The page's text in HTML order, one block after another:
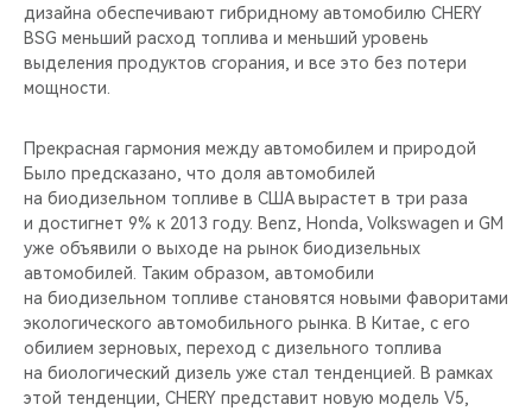
дизайна обеспечивают гибридному автомобилю CHERY
BSG меньший расход топлива и меньший уровень
выделения продуктов сгорания, и все это без потери
мощности.
Прекрасная гармония между автомобилем и природой
Было предсказано, что доля автомобилей
на биодизельном топливе в США вырастет в три раза
и достигнет 9% к 2013 году. Benz, Honda, Volkswagen и GM
уже объявили о выходе на рынок биодизельных
автомобилей. Таким образом, автомобили
на биодизельном топливе становятся новыми фаворитами
экологического автомобильного рынка. В Китае, с его
обилием зерновых, переход с дизельного топлива
на биологический дизель уже стал тенденцией. В рамках
этой тенденции, CHERY представит новую модель V5,